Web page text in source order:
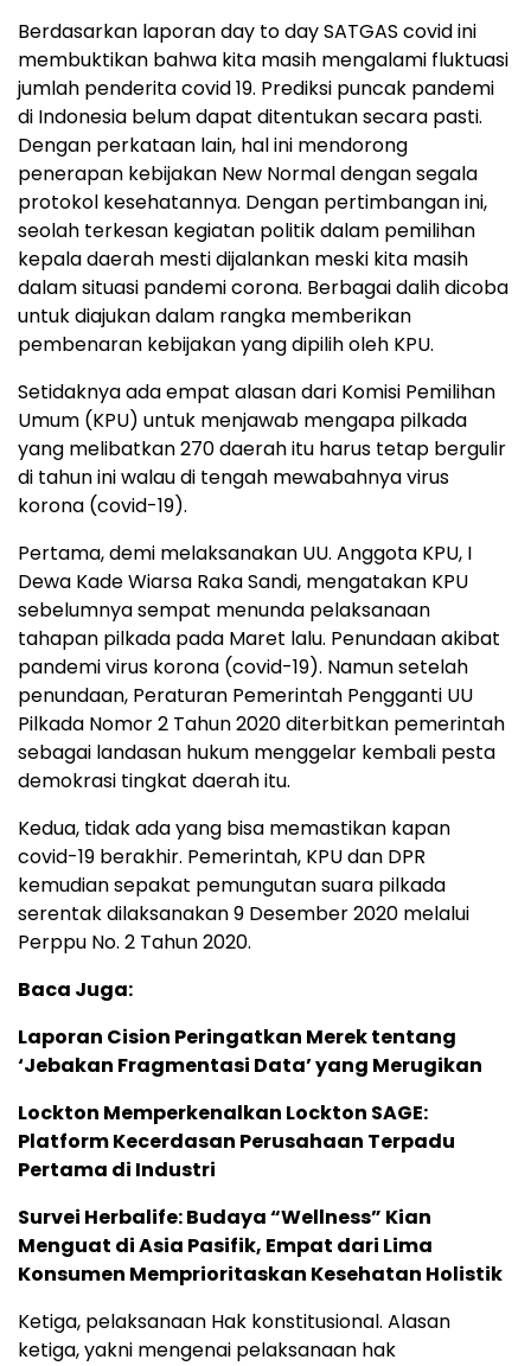
Berdasarkan laporan day to day SATGAS covid ini
membuktikan bahwa kita masih mengalami fluktuasi
jumlah penderita covid 19. Prediksi puncak pandemi
di Indonesia belum dapat ditentukan secara pasti.
Dengan perkataan lain, hal ini mendorong
penerapan kebijakan New Normal dengan segala
protokol kesehatannya. Dengan pertimbangan ini,
seolah terkesan kegiatan politik dalam pemilihan
kepala daerah mesti dijalankan meski kita masih
dalam situasi pandemi corona. Berbagai dalih dicoba
untuk diajukan dalam rangka memberikan
pembenaran kebijakan yang dipilih oleh KPU.
Setidaknya ada empat alasan dari Komisi Pemilihan
Umum (KPU) untuk menjawab mengapa pilkada
yang melibatkan 270 daerah itu harus tetap bergulir
di tahun ini walau di tengah mewabahnya virus
korona (covid-19).
Pertama, demi melaksanakan UU. Anggota KPU, I
Dewa Kade Wiarsa Raka Sandi, mengatakan KPU
sebelumnya sempat menunda pelaksanaan
tahapan pilkada pada Maret lalu. Penundaan akibat
pandemi virus korona (covid-19). Namun setelah
penundaan, Peraturan Pemerintah Pengganti UU
Pilkada Nomor 2 Tahun 2020 diterbitkan pemerintah
sebagai landasan hukum menggelar kembali pesta
demokrasi tingkat daerah itu.
Kedua, tidak ada yang bisa memastikan kapan
covid-19 berakhir. Pemerintah, KPU dan DPR
kemudian sepakat pemungutan suara pilkada
serentak dilaksanakan 9 Desember 2020 melalui
Perppu No. 2 Tahun 2020.
Baca Juga:
Laporan Cision Peringatkan Merek tentang
‘Jebakan Fragmentasi Data’ yang Merugikan
Lockton Memperkenalkan Lockton SAGE:
Platform Kecerdasan Perusahaan Terpadu
Pertama di Industri
Survei Herbalife: Budaya “Wellness” Kian
Menguat di Asia Pasifik, Empat dari Lima
Konsumen Memprioritaskan Kesehatan Holistik
Ketiga, pelaksanaan Hak konstitusional. Alasan
ketiga, yakni mengenai pelaksanaan hak